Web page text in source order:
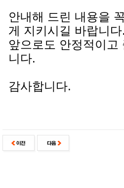
안내해 드린 내용을
게 지키시길 바랍니다.
앞으로도 안정적이
니다.
감사합니다.